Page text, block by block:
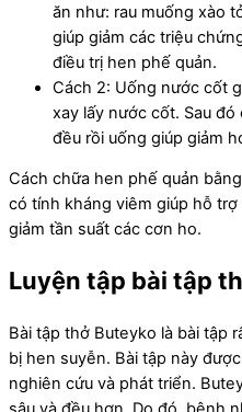
ăn như: rau muống xào
giúp giảm các triệu
điều trị hen phế quản.
Cách 2: Uống nước cốt
xay lấy nước cốt. Sau
đều rồi uống giúp giảm
Cách chữa hen phế quản
có tính kháng viêm giúp hỗ
giảm tần suất các cơn ho.
Luyện tập bài tập
Bài tập thở Buteyko là bài tập
bị hen suyễn. Bài tập này
nghiên cứu và phát triển.